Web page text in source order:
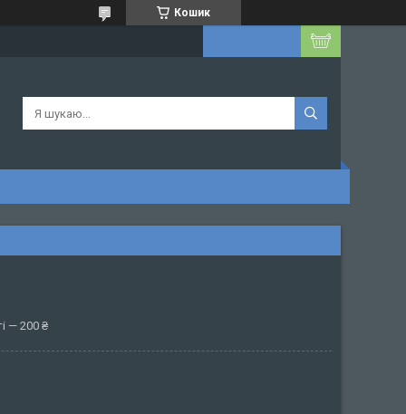
Кошик
— 200 ₴